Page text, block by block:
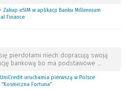
• Zakup eSIM w aplikacji Banku Millennium
Finance
pierdołami niech dopracują swoją
bankową bo ma podstawowe …
UniCredit uruchamia pierwszą w Polsce
Fortuna”